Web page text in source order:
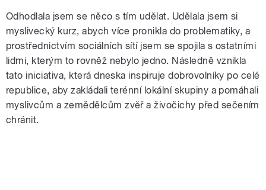
Odhodlala jsem se něco s tím udělat. Udělala jsem si
myslivecký kurz, abych více pronikla do problematiky, a
prostřednictvím sociálních sítí jsem se spojila s ostatními
lidmi, kterým to rovněž nebylo jedno. Následně vznikla
tato iniciativa, která dneska inspiruje dobrovolníky po celé
republice, aby zakládali terénní lokální skupiny a pomáhali
myslivcům a zemědělcům zvěř a živočichy před sečením
chránit.